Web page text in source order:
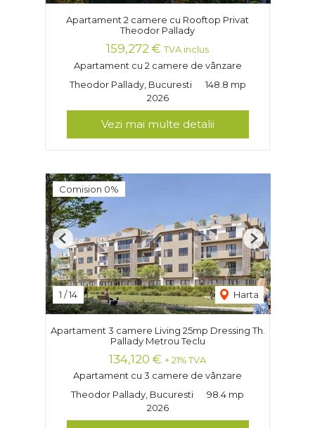
Apartament 2 camere cu Rooftop Privat
Theodor Pallady
159,272 € TVA inclus
Apartament cu 2 camere de vânzare
Theodor Pallady, Bucuresti
148.8 mp
2026
Vezi mai multe detalii
Comision 0%
1 /14 Harta
Previous Next
Apartament 3 camere Living 25mp Dressing Th.
Pallady Metrou Teclu
134,120 € + 21% TVA
Apartament cu 3 camere de vânzare
Theodor Pallady, Bucuresti
98.4 mp
2026